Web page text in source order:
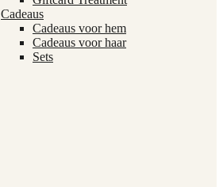
Cadeaus
Cadeaus voor hem
Cadeaus voor haar
Sets